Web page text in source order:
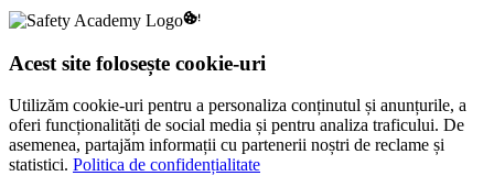
Acest site folosește cookie-uri
Utilizăm cookie-uri pentru a personaliza conținutul și anunțurile, a
oferi funcționalități de social media și pentru analiza traficului. De
asemenea, partajăm informații cu partenerii noștri de reclame și
statistici. Politica de confidențialitate